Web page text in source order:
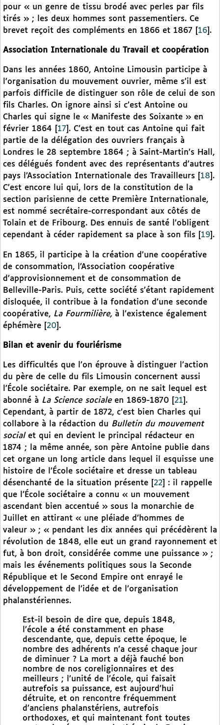
pour « un genre de tissu brodé avec perles par fils
tirés » ; les deux hommes sont passementiers. Ce
brevet reçoit des compléments en 1866 et 1867
16 .
Association Internationale du Travail et coopération
Dans les années 1860, Antoine Limousin participe à
l’organisation du mouvement ouvrier, même s’il est
parfois difficile de distinguer son rôle de celui de son
fils Charles. On ignore ainsi si c’est Antoine ou
Charles qui signe le « Manifeste des Soixante » en
février 1864
17 . C’est en tout cas Antoine qui fait
partie de la délégation des ouvriers français à
Londres le 28 septembre 1864 ; à Saint-Martin’s Hall,
ces délégués fondent avec des représentants d’autres
pays l’Association Internationale des Travailleurs
18 .
C’est encore lui qui, lors de la constitution de la
section parisienne de cette Première Internationale,
est nommé secrétaire-correspondant aux côtés de
Tolain et de Fribourg. Des ennuis de santé l’obligent
cependant à céder rapidement sa place à son fils
19 .
En 1865, il participe à la création d’une coopérative
de consommation, l’Association coopérative
d’approvisionnement et de consommation de
Belleville-Paris. Puis, cette société s’étant rapidement
disloquée, il contribue à la fondation d’une seconde
coopérative, La Fourmilière, à l’existence également
éphémère
20 .
Bilan et avenir du fouriérisme
Les difficultés que l’on éprouve à distinguer l’action
du père de celle du fils Limousin concernent aussi
l’École sociétaire. Par exemple, on ne sait lequel est
abonné à La Science sociale en 1869-1870 21 .
Cependant, à partir de 1872, c’est bien Charles qui
collabore à la rédaction du Bulletin du mouvement
socialet qui en devient le principal rédacteur en
1874 ; la même année, son père Antoine publie dans
cet organe un long article dans lequel il esquisse une
histoire de l’École sociétaire et dresse un tableau
désenchanté de la situation présente
22
: il rappelle
que l’École sociétaire a connu « un mouvement
ascendant bien accentué » sous la monarchie de
Juillet en attirant « une pléiade d’hommes de
valeur » ; « pendant les dix années qui précédèrent la
révolution de 1848, elle eut un grand rayonnement et
fut, à bon droit, considérée comme une puissance » ;
mais les événements politiques sous la Seconde
République et le Second Empire ont enrayé le
développement de l’idée et de l’organisation
phalanstériennes.
Est-il besoin de dire que, depuis 1848,
l’école a été constamment en phase
descendante, que, depuis cette époque, le
nombre des adhérents n’a cessé chaque jour
de diminuer ? La mort a déjà fauché bon
nombre de nos coreligionnaires et des
meilleurs ; l’unité de l’école, qui faisait
autrefois sa puissance, est aujourd’hui
détruite, et on rencontre fréquemment
d’anciens phalanstériens, autrefois
orthodoxes, et qui maintenant font toutes